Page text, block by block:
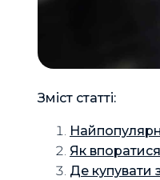
Зміст статті:
Як
Де купувати